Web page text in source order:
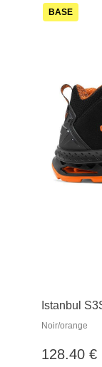
BASE
Istanbul
Noir/orange
128.40 €